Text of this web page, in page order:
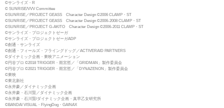
©サンライズ・R
© SUNRISE/VVV Committee
©SUNRISE／PROJECT GEASS Character Design ©2006 CLAMP・ST
©SUNRISE／PROJECT GEASS Character Design ©2006-2008 CLAMP・ST
©SUNRISE／PROJECT G-AKITO Character Design ©2006-2011 CLAMP・ST
©サンライズ・プロジェクトゼーガ
©サンライズ・プロジェクトゼーガADP
©創通・サンライズ
©創通・フィールズ・フライングドッグ／ACTIVERAID PARTNERS
©ダイナミック企画・東映アニメーション
©円谷プロ ©2018 TRIGGER・雨宮哲／「GRIDMAN」製作委員会
©円谷プロ ©2021 TRIGGER・雨宮哲／「DYNAZENON」製作委員会
©東映
©東北新社
©永井豪／ダイナミック企画
©永井豪・石川賢／ダイナミック企画
©永井豪・石川賢/ダイナミック企画・真早乙女研究所
©BANDAI VISUAL・FlyingDog・GAINAX